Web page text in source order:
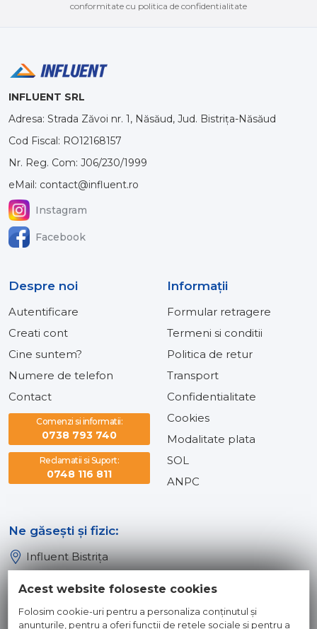
conformitate cu politica de confidentialitate
INFLUENT SRL
Adresa: Strada Zăvoi nr. 1, Năsăud, Jud. Bistrița-Năsăud
Cod Fiscal: RO12168157
Nr. Reg. Com: J06/230/1999
eMail: contact@influent.ro
Instagram
Facebook
Despre noi
Autentificare
Creati cont
Cine suntem?
Numere de telefon
Contact
Comenzi si informatii:
0738 793 740
Reclamatii si Suport:
0748 116 811
Informaţii
Formular retragere
Termeni si conditii
Politica de retur
Transport
Confidentialitate
Cookies
Modalitate plata
SOL
ANPC
Ne găsești și fizic:
Influent Bistrița
Influent Dej
Acest website foloseste cookies
Folosim cookie-uri pentru a personaliza conținutul și
anunțurile, pentru a oferi funcții de rețele sociale și pentru a